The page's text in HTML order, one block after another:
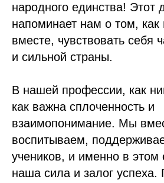
народного единства! Этот
напоминает нам о том, как
вместе, чувствовать себя
и сильной страны.
В нашей профессии, как
как важна сплоченность и
взаимопонимание. Мы
воспитываем,
учеников, и именно в этом
наша сила и залог успеха.